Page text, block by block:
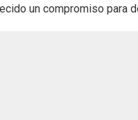
un compromiso para